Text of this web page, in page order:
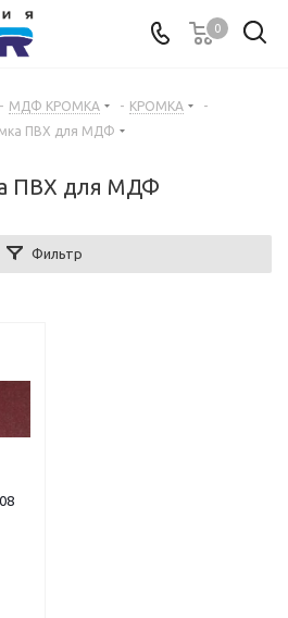
0
- МДФ КРОМКА - КРОМКА
-
ПВХ для МДФ
ПВХ для МДФ
Фильтр